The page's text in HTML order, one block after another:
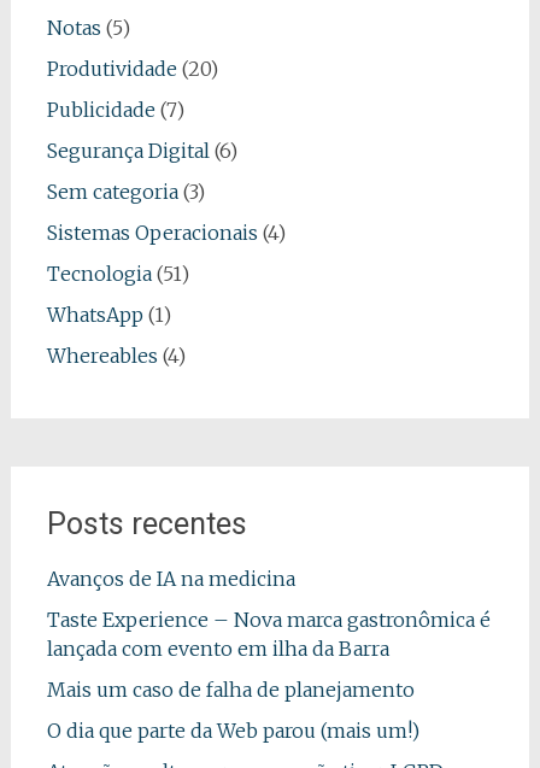
Notas (5)
Produtividade (20)
Publicidade (7)
Segurança Digital(6)
Sem categoria(3)
Sistemas Operacionais (4)
Tecnologia(51)
WhatsApp (1)
Whereables (4)
Posts recentes
Avanços de IA na medicina
Taste Experience – Nova marca gastronômica é
lançada com evento em ilha da Barra
Mais um caso de falha de planejamento
O dia que parte da Web parou (mais um!)